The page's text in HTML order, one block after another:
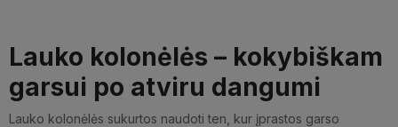
Lauko kolonėlės – kokybiškam
garsui po atviru dangumi
Lauko kolonėlės sukurtos naudoti ten, kur įprastos garso